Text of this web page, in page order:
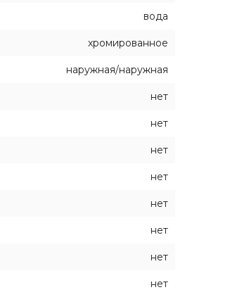
вода
хромированное
наружная/наружная
нет
нет
нет
нет
нет
нет
нет
нет